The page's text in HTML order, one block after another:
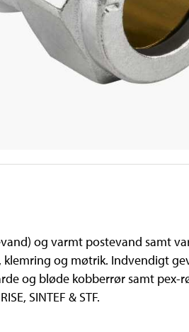
og varmt postevand samt
klemring og møtrik. Indvendigt
og bløde kobberrør samt pex-
SINTEF & STF.